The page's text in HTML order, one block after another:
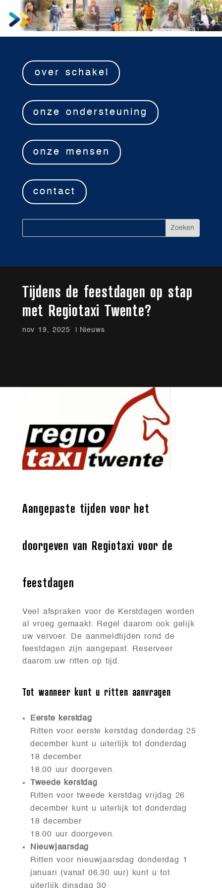
over schakel
onze ondersteuning
onze mensen
contact
Tijdens de feestdagen op stap
met Regiotaxi Twente?
nov 19, 2025 Nieuws
Aangepaste tijden voor het
doorgeven van Regiotaxi voor de
feestdagen
Veel afspraken voor de Kerstdagen worden
al vroeg gemaakt. Regel daarom ook gelijk
uw vervoer. De aanmeldtijden rond de
feestdagen zijn aangepast. Reserveer
daarom uw ritten op tijd.
Tot wanneer kunt u ritten aanvragen
Eerste kerstdag
Ritten voor eerste kerstdag donderdag 25
december kunt u uiterlijk tot donderdag
18 december
18.00 uur doorgeven.
Tweede kerstdag
Ritten voor tweede kerstdag vrijdag 26
december kunt u uiterlijk tot donderdag
18 december
18.00 uur doorgeven.
Nieuwjaarsdag
Ritten voor nieuwjaarsdag donderdag 1
januari (vanaf 06.30 uur) kunt u tot
uiterlijk dinsdag 30